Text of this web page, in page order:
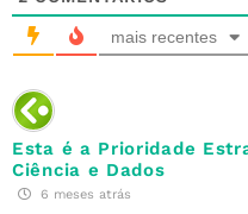
mais recentes
Esta é a Prioridade
Ciência e Dados
6 meses atrás